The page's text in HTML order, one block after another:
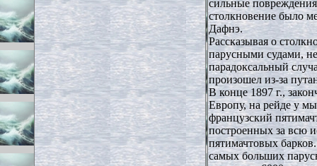
сильные
столкновение было
Дафнэ.
Рассказывая о
парусными судами,
парадоксальный
произошел из-за
В конце 1897 г.,
Европу, на рейде у
французский
построенных за всю
пятимачтовых
самых больших